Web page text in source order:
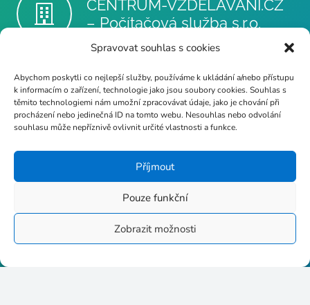
Spravovat souhlas s cookies
Abychom poskytli co nejlepší služby, používáme k ukládání a/nebo přístupu
k informacím o zařízení, technologie jako jsou soubory cookies. Souhlas s
těmito technologiemi nám umožní zpracovávat údaje, jako je chování při
procházení nebo jedinečná ID na tomto webu. Nesouhlas nebo odvolání
souhlasu může nepříznivě ovlivnit určité vlastnosti a funkce.
Příjmout
Pouze funkční
Zobrazit možnosti
CENTRUM-VZDĚLÁVÁNÍ.CZ
– Počítačová služba s.r.o.
dvpp@poc-sluzba.cz
+420 602 510 530
Stupkova 413/1a, 779 00